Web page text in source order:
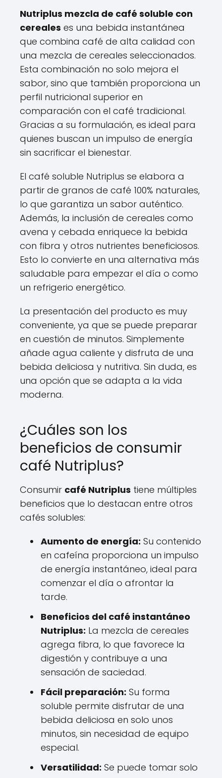
Nutriplus mezcla de café soluble con
cereales es una bebida instantánea
que combina café de alta calidad con
una mezcla de cereales seleccionados.
Esta combinación no solo mejora el
sabor, sino que también proporciona un
perfil nutricional superior en
comparación con el café tradicional.
Gracias a su formulación, es ideal para
quienes buscan un impulso de energía
sin sacrificar el bienestar.
El café soluble Nutriplus se elabora a
partir de granos de café 100% naturales,
lo que garantiza un sabor auténtico.
Además, la inclusión de cereales como
avena y cebada enriquece la bebida
con fibra y otros nutrientes beneficiosos.
Esto lo convierte en una alternativa más
saludable para empezar el día o como
un refrigerio energético.
La presentación del producto es muy
conveniente, ya que se puede preparar
en cuestión de minutos. Simplemente
añade agua caliente y disfruta de una
bebida deliciosa y nutritiva. Sin duda, es
una opción que se adapta a la vida
moderna.
¿Cuáles son los
beneficios de consumir
café Nutriplus?
Consumir café Nutriplus tiene múltiples
beneficios que lo destacan entre otros
cafés solubles:
Aumento de energía: Su contenido
en cafeína proporciona un impulso
de energía instantáneo, ideal para
comenzar el día o afrontar la
tarde.
Beneficios del café instantáneo
Nutriplus: La mezcla de cereales
agrega fibra, lo que favorece la
digestión y contribuye a una
sensación de saciedad.
Fácil preparación: Su forma
soluble permite disfrutar de una
bebida deliciosa en solo unos
minutos, sin necesidad de equipo
especial.
Versatilidad: Se puede tomar solo